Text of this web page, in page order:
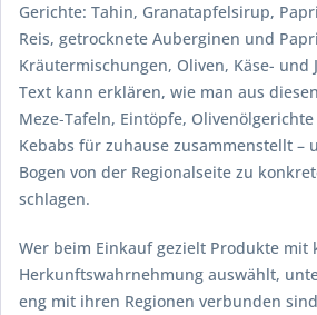
Gerichte: Tahin, Granatapfelsirup,
Reis, getrocknete Auberginen und
Kräutermischungen, Oliven, Käse- und
Text kann erklären, wie man aus
Meze‑Tafeln, Eintöpfe,
Kebabs für zuhause zusammenstellt –
Bogen von der Regionalseite zu
schlagen.
Wer beim Einkauf gezielt Produkte mit
Herkunftswahrnehmung auswählt,
eng mit ihren Regionen verbunden